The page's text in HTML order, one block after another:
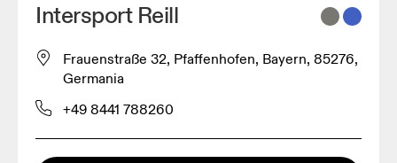
Intersport Reill
Frauenstraße 32, Pfaffenhofen, Bayern, 85276,
Germania
+49 8441 788260